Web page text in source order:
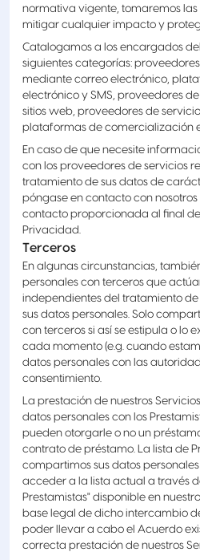
normativa vigente, tomaremos
mitigar cualquier impacto y
Catalogamos a los encargados
siguientes categorías:
mediante correo electrónico,
electrónico y SMS, proveedores
sitios web, proveedores de
plataformas de comercialización
En caso de que necesite
con los proveedores de servicios
tratamiento de sus datos de
póngase en contacto con
contacto proporcionada al final
Privacidad.
Terceros
En algunas circunstancias,
personales con terceros que
independientes del tratamiento
sus datos personales. Solo
con terceros si así se estipula o lo
cada momento (e.g. cuando
datos personales con las
consentimiento.
La prestación de nuestros
datos personales con los
pueden otorgarle o no un
contrato de préstamo. La lista de
compartimos sus datos
acceder a la lista actual a través
Prestamistas" disponible en
base legal de dicho intercambio
poder llevar a cabo el Acuerdo
correcta prestación de nuestros